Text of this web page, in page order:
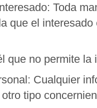
Toda
que el
que no permite
Cualquier
tipo